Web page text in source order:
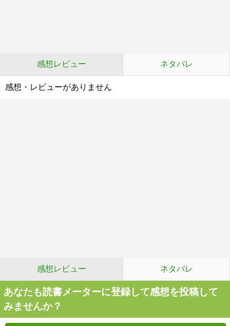
感想レビュー ネタバレ
感想・レビューがありません
感想レビュー ネタバレ
あなたも読書メーターに登録して感想を投稿して
みませんか？